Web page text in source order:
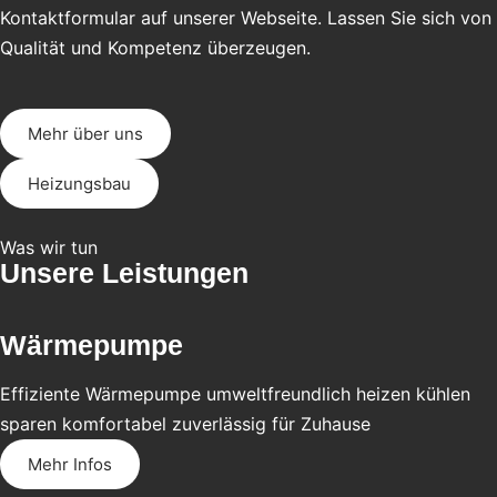
Kontaktformular auf unserer Webseite. Lassen Sie sich von
Qualität und Kompetenz überzeugen.
Mehr über uns
Heizungsbau
Was wir tun
Unsere Leistungen
Wärmepumpe
Effiziente Wärmepumpe umweltfreundlich heizen kühlen
sparen komfortabel zuverlässig für Zuhause
Mehr Infos